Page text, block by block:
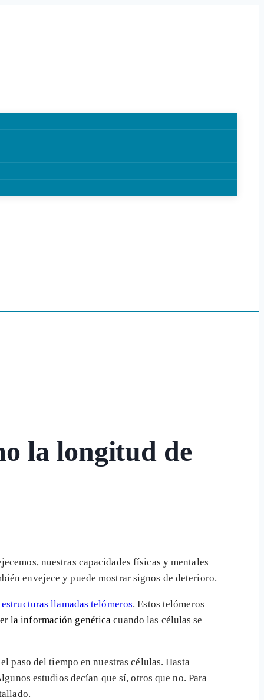
la longitud de
nuestras capacidades físicas y mentales
envejece y puede mostrar signos de deterioro.
llamadas telómeros. Estos telómeros
la información genética cuando las células se
paso del tiempo en nuestras células. Hasta
estudios decían que sí, otros que no. Para